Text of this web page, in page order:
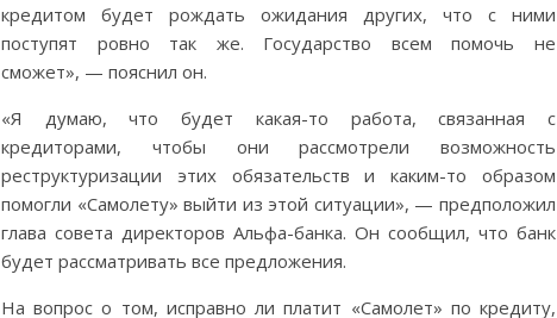
кредитом будет рождать ожидания других, что с ними
поступят ровно так же. Государство всем помочь не
сможет», — пояснил он.
«Я думаю, что будет какая-то работа, связанная с
кредиторами, чтобы они рассмотрели возможность
реструктуризации этих обязательств и каким-то образом
помогли «Самолету» выйти из этой ситуации», — предположил
глава совета директоров Альфа-банка. Он сообщил, что банк
будет рассматривать все предложения.
На вопрос о том, исправно ли платит «Самолет» по кредиту,